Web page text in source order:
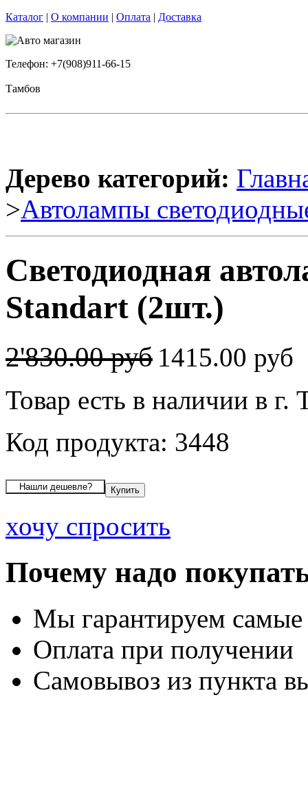
Каталог | О компании | Оплата | Доставка
Телефон: +7(908)911-66-15
Тамбов
Дерево категорий:
>Автолампы
Светодиодная
Standart (2шт.)
2'830.00 руб 1415.00 руб
Товар есть в наличии в г.
Код продукта: 3448
хочу спросить
Почему надо
Мы гарантируем
Оплата при получении
Самовывоз из пункта